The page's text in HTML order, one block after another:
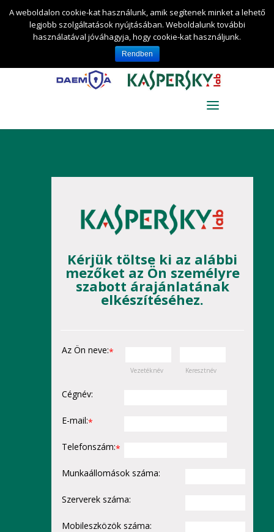
DAEMIA Információ-biztonságtechnikai és
Tanácsadó Kft. +36 30 for KAV 0-24 (+36 30 4
528-024) kaspersky@daemia.hu
0 termék
Kérjük töltse ki az alábbi
mezőket az Ön személyre
szabott árajánlatának
elkészítéséhez.
Az Ön neve:*
Vezetéknév Keresztnév
Cégnév:
E-mail:*
Telefonszám:*
Munkaállomások száma:
Szerverek száma:
Mobileszközök száma:
A weboldalon cookie-kat használunk, amik segítenek minket a lehető
legjobb szolgáltatások nyújtásában. Weboldalunk további
használatával jóváhagyja, hogy cookie-kat használjunk.
Rendben